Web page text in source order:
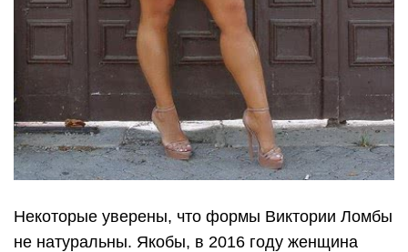
Некоторые уверены, что формы Виктории Ломбы
не натуральны. Якобы, в 2016 году женщина